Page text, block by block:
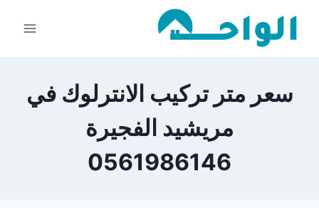
سعر متر تركيب الانترلوك في
مريشيد الفجيرة
0561986146